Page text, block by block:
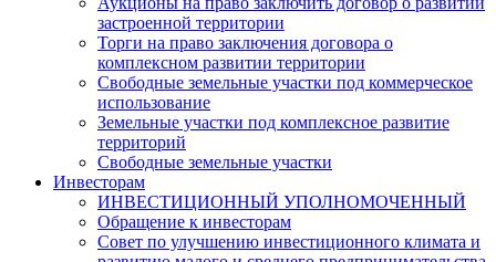
застроенной территории
Торги на право заключения договора о
комплексном развитии территории
Свободные земельные участки под коммерческое
использование
Земельные участки под комплексное развитие
территорий
Свободные земельные участки
Инвесторам
ИНВЕСТИЦИОННЫЙ УПОЛНОМОЧЕННЫЙ
Обращение к инвесторам
Совет по улучшению инвестиционного климата и